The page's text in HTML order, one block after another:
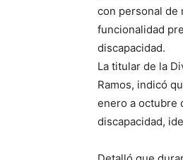
con personal de
funcionalidad
discapacidad.
La titular de la
Ramos, indicó
enero a octubre
discapacidad,